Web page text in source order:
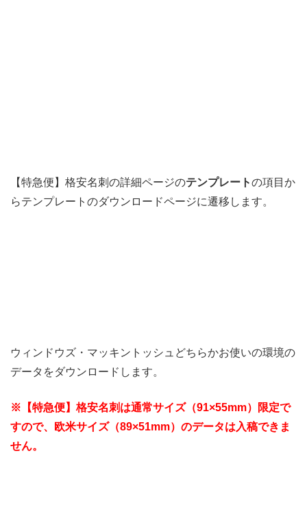
【特急便】格安名刺の詳細ページのテンプレートの項目か
らテンプレートのダウンロードページに遷移します。
ウィンドウズ・マッキントッシュどちらかお使いの環境の
データをダウンロードします。
※【特急便】格安名刺は通常サイズ（91×55mm）限定で
すので、欧米サイズ（89×51mm）のデータは入稿できま
せん。